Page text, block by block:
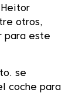
Heitor
otros,
para este
se
coche para